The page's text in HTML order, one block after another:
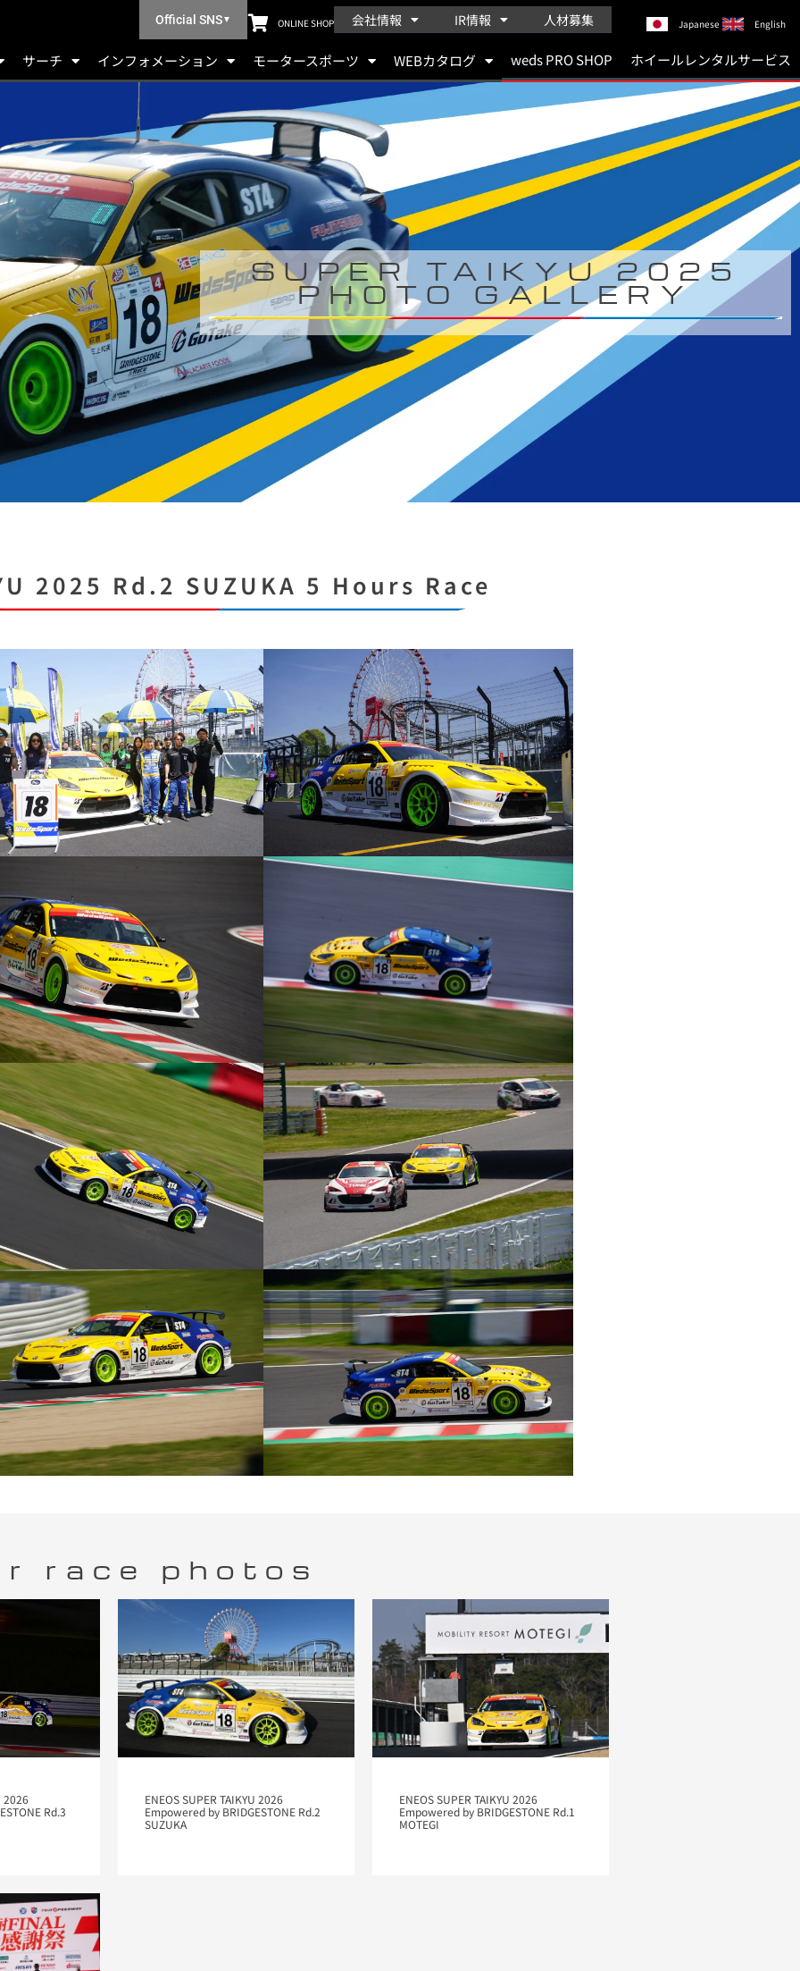
Official SNS▼ ONLINE SHOP 会社情報 IR情報 人材募集 Japanese English
サーチ インフォメーション モータースポーツ WEBカタログ weds PRO SHOP ホイールレンタルサービス
SUPER TAIKYU 2025
PHOTO GALLERY
2025 Rd.2 SUZUKA 5 Hours Race
race photos
2026
Rd.3
ENEOS SUPER TAIKYU 2026
Empowered by BRIDGESTONE Rd.2
SUZUKA
ENEOS SUPER TAIKYU 2026
Empowered by BRIDGESTONE Rd.1
MOTEGI